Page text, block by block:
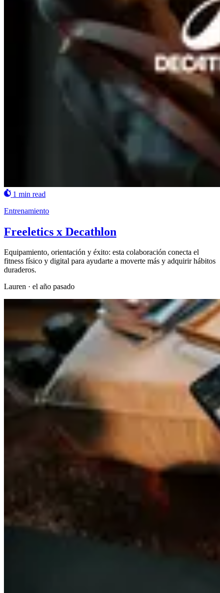
1 min read
Entrenamiento
Freeletics x Decathlon
Equipamiento, orientación y éxito: esta colaboración conecta el
fitness físico y digital para ayudarte a moverte más y adquirir hábitos
duraderos.
Lauren · el año pasado